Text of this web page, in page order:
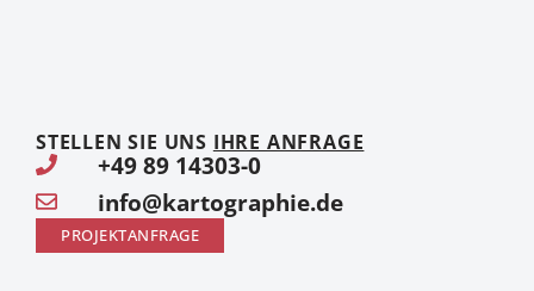
STELLEN SIE UNS IHRE ANFRAGE
+49 89 14303-0
info@kartographie.de
PROJEKTANFRAGE